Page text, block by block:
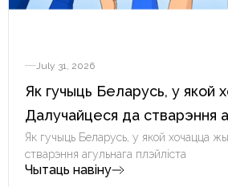
July 31, 2026
Як гучыць Беларусь, у якой
Далучайцеся да стварэння
плэйліста
Як гучыць Беларусь, у якой хочацца
стварэння агульнага плэйліста
Чытаць навіну